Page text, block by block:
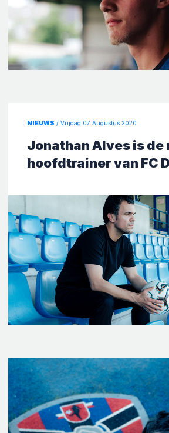
NIEUWS / Vrijdag 07 Augustus 2020
Jonathan Alves is de
hoofdtrainer van FC